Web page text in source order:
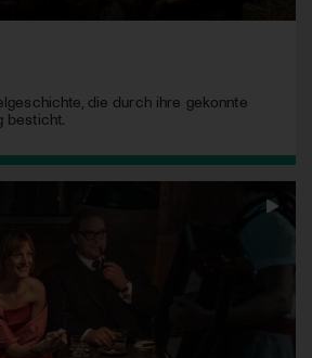
die durch ihre gekonnte
besticht.